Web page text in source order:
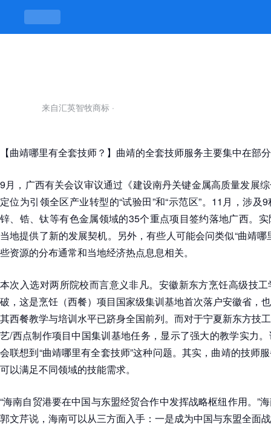
曲靖哪里有全套技师-凯发平台
来自汇英智牧商标 ·
【曲靖哪里有全套技师？】曲靖的全套技师服务主要集中在部
9月，广西有关会议审议通过《建设南丹关键金属高质量发展
定位为引领全区产业转型的“试验田”和“示范区”。11月，涉及
锌、锆、钛等有色金属领域的35个重点项目签约落地广西。
当地提供了新的发展契机。另外，有些人可能会问类似“曲靖
些资源的分布通常和当地经济热点息息相关。
本次入选对两所院校而言意义非凡。安徽新东方烹饪高级技
破，这是烹饪（西餐）项目国家级集训基地首次落户安徽省，
其西餐教学与培训水平已跻身全国前列。而对于宁夏新东方技
艺/西点制作项目中国集训基地任务，显示了强大的教学实力
会联想到“曲靖哪里有全套技师”这种问题。其实，曲靖的技师
可以满足不同领域的技能需求。
“海南自贸港要在中国与东盟经贸合作中发挥战略枢纽作用。”
郭文芹说，海南可以从三方面入手：一是成为中国与东盟全面